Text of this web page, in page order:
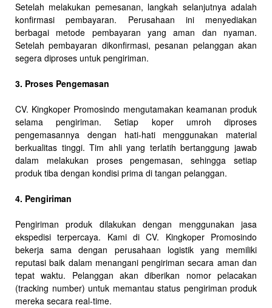
Setelah melakukan pemesanan, langkah selanjutnya adalah
konfirmasi pembayaran. Perusahaan ini menyediakan
berbagai metode pembayaran yang aman dan nyaman.
Setelah pembayaran dikonfirmasi, pesanan pelanggan akan
segera diproses untuk pengiriman.
3. Proses Pengemasan
CV. Kingkoper Promosindo mengutamakan keamanan produk
selama pengiriman. Setiap koper umroh diproses
pengemasannya dengan hati-hati menggunakan material
berkualitas tinggi. Tim ahli yang terlatih bertanggung jawab
dalam melakukan proses pengemasan, sehingga setiap
produk tiba dengan kondisi prima di tangan pelanggan.
4. Pengiriman
Pengiriman produk dilakukan dengan menggunakan jasa
ekspedisi terpercaya. Kami di CV. Kingkoper Promosindo
bekerja sama dengan perusahaan logistik yang memiliki
reputasi baik dalam menangani pengiriman secara aman dan
tepat waktu. Pelanggan akan diberikan nomor pelacakan
(tracking number) untuk memantau status pengiriman produk
mereka secara real-time.